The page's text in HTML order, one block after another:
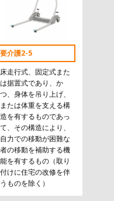
要介護2-5
床走行式、固定式また
は据置式であり、か
つ、身体を吊り上げ、
または体重を支える構
造を有するものであっ
て、その構造により、
自力での移動が困難な
者の移動を補助する機
能を有するもの（取り
付けに住宅の改修を伴
うものを除く）